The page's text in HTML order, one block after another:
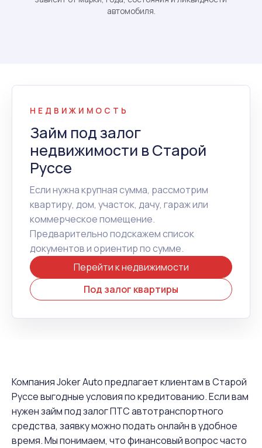
автомобиля.
НЕДВИЖИМОСТЬ
Займ под залог
недвижимости в Старой
Руссе
Если нужна крупная сумма, рассмотрим
квартиру, дом, участок, дачу, гараж или
коммерческое помещение.
Предварительно подскажем список
документов и ориентир по сумме.
Перейти к недвижимости
Под залог квартиры
Компания Joker Auto предлагает клиентам в Старой
Руссе выгодные условия по кредитованию. Если вам
нужен займ под залог ПТС автотранспортного
средства, заявку можно подать онлайн в удобное
время. Мы понимаем, что финансовый вопрос часто